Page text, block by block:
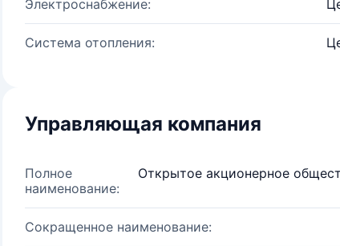
Электроснабжение:
Система отопления:
Управляющая компания
Полное
наименование:
Открытое акционерное
Сокращенное наименование: